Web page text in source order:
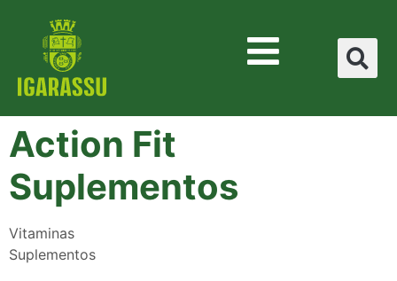
Action Fit
Suplementos
Vitaminas
Suplementos